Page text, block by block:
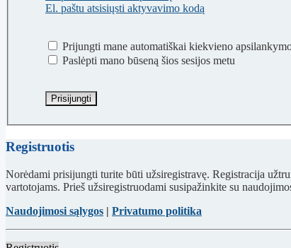
El. paštu atsisiųsti aktyvavimo kodą
Prijungti mane automatiškai kiekvieno
Paslėpti mano būseną šios sesijos metu
Registruotis
Norėdami prisijungti turite būti užsiregistravę. Registracija
vartotojams. Prieš užsiregistruodami susipažinkite su
Naudojimosi sąlygos | Privatumo politika